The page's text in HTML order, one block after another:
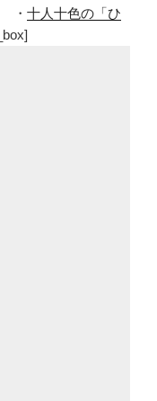
十人十色の「ひ